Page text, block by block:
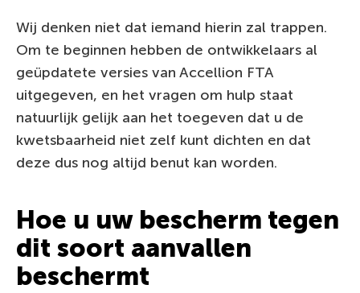
Wij denken niet dat iemand hierin zal trappen.
Om te beginnen hebben de ontwikkelaars al
geüpdatete versies van Accellion FTA
uitgegeven, en het vragen om hulp staat
natuurlijk gelijk aan het toegeven dat u de
kwetsbaarheid niet zelf kunt dichten en dat
deze dus nog altijd benut kan worden.
Hoe u uw bescherm tegen
dit soort aanvallen
beschermt